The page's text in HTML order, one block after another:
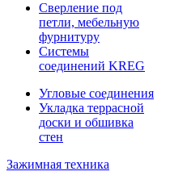
Сверление под
петли, мебельную
фурнитуру
Системы
соединений KREG
Угловые соединения
Укладка террасной
доски и обшивка
стен
Зажимная техника